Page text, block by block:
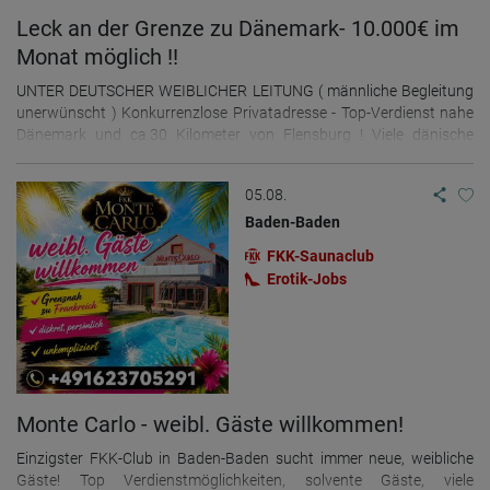
Leck an der Grenze zu Dänemark- 10.000€ im
Monat möglich !!
UNTER DEUTSCHER WEIBLICHER LEITUNG ( männliche Begleitung
unerwünscht ) Konkurrenzlose Privatadresse - Top-Verdienst nahe
Dänemark und ca.30 Kilometer von Flensburg ! Viele dänische
Top Damen! Jetzt Termine sichern telefonisch oder per WhatsApp !
Vollausgestattetes, sauberes Haus mit 4 Arbeitszimmer und 2
Bäder. Separates Schlafzimmer mit TV und Kühlschrank wird
geboten. Handtücher und Bettwäsche, beste Matratzen,
Waschmaschine und Trockner, Seife, Toilettenpapier etc. all
inklusive. W-Lan vorhanden. Hilfestellung bei deinen Papieren.
Wochenmiete oder Tagesmiete! Kleine Hunde nach Absprache
Vermietung auch in 24340 Eckernförde an der Ostsee möglich, fragt
einfach nach bitte. Fahrservice nach Eckernförde möglich.
05.08.
Baden-Baden
FKK-Saunaclub
Erotik-Jobs
Monte Carlo - weibl. Gäste willkommen!
Einzigster FKK-Club in Baden-Baden sucht immer neue, weibliche
Gäste! Top Verdienstmöglichkeiten, solvente Gäste, viele